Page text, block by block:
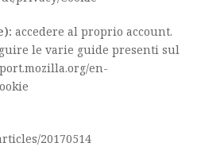
accedere al proprio account.
le varie guide presenti sul
en-
20170514